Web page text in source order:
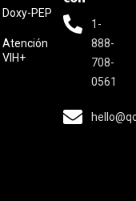
Doxy-PEP
Atención
VIH+
1-
888-
708-
0561